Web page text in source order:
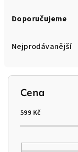
Doporučujeme
Nejprodávanější
Cena
599 Kč